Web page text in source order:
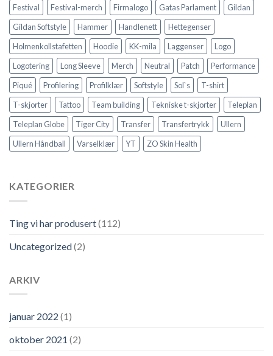
Festival
Festival-merch Firmalogo Gatas Parlament
Gildan
Gildan Softstyle
Hammer Handlenett
Hettegenser
Holmenkollstafetten
Hoodie KK-mila Laggenser
Logo
Logotering
Long Sleeve Merch Neutral Patch
Performance
Piqué
Profilering Profilklær Softstyle Sol`s
T-shirt
T-skjorter
Tattoo Team building Tekniske t-skjorter
Teleplan
Teleplan Globe
Tiger City Transfer Transfertrykk
Ullern
Ullern Håndball
Varselklær YT ZO Skin Health
KATEGORIER
Ting vi har produsert(112)
Uncategorized(2)
ARKIV
januar 2022 (1)
oktober 2021 (2)